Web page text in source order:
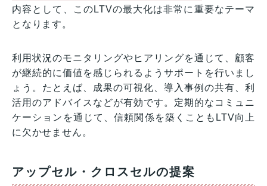
内容として、このLTVの最大化は非常に重要なテーマ
となります。
利用状況のモニタリングやヒアリングを通じて、顧客
が継続的に価値を感じられるようサポートを行いまし
ょう。たとえば、成果の可視化、導入事例の共有、利
活用のアドバイスなどが有効です。定期的なコミュニ
ケーションを通じて、信頼関係を築くこともLTV向上
に欠かせません。
アップセル・クロスセルの提案